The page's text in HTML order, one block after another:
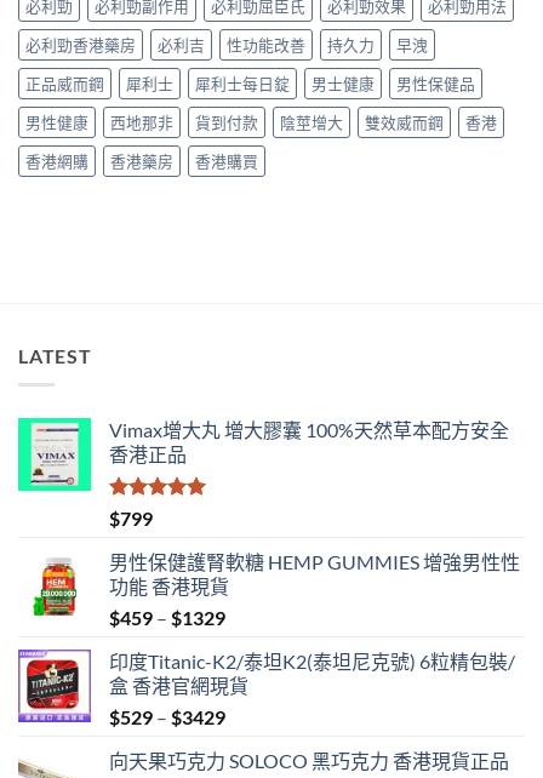
較
與
香
港
購
買
指
南〉
買
渠
道、
價
錢
與
真
假
必利勁 必利勁副作用 必利勁屈臣氏 必利勁效果
必利勁用法
必利勁香港藥房
必利吉 性功能改善 持久力
早洩
正品威而鋼
犀利士 犀利士每日錠 男士健康
男性保健品
男性健康
西地那非 貨到付款 陰莖增大 雙效威而鋼
香港
香港網購
香港藥房 香港購買
LATEST
Vimax增大丸 增大膠囊 100%天然草本配方安全
香港正品
評分
滿分 5
$799
男性保健護腎軟糖 HEMP GUMMIES 增強男性性
功能 香港現貨
$459 – $1329Price
$459
through
$1329
印度Titanic-K2/泰坦K2(泰坦尼克號) 6粒精包裝/
盒 香港官網現貨
$529 – $3429Price
$529
向天果巧克力 SOLOCO 黑巧克力 香港現貨正品